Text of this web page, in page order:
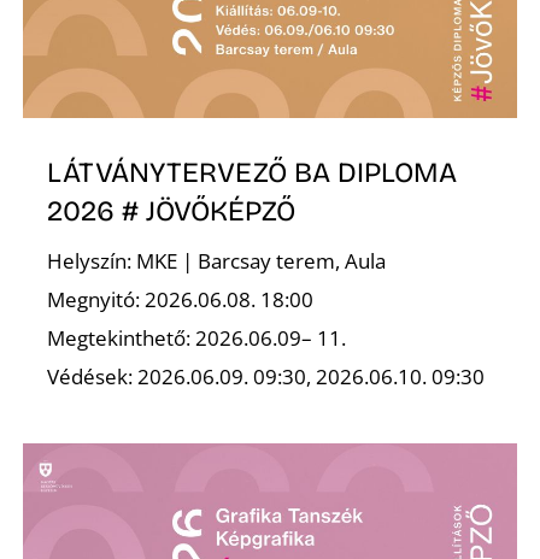
LÁTVÁNYTERVEZŐ BA DIPLOMA
2026 # JÖVŐKÉPZŐ
Helyszín: MKE | Barcsay terem, Aula
Megnyitó: 2026.06.08. 18:00
Megtekinthető: 2026.06.09– 11.
Védések: 2026.06.09. 09:30, 2026.06.10. 09:30